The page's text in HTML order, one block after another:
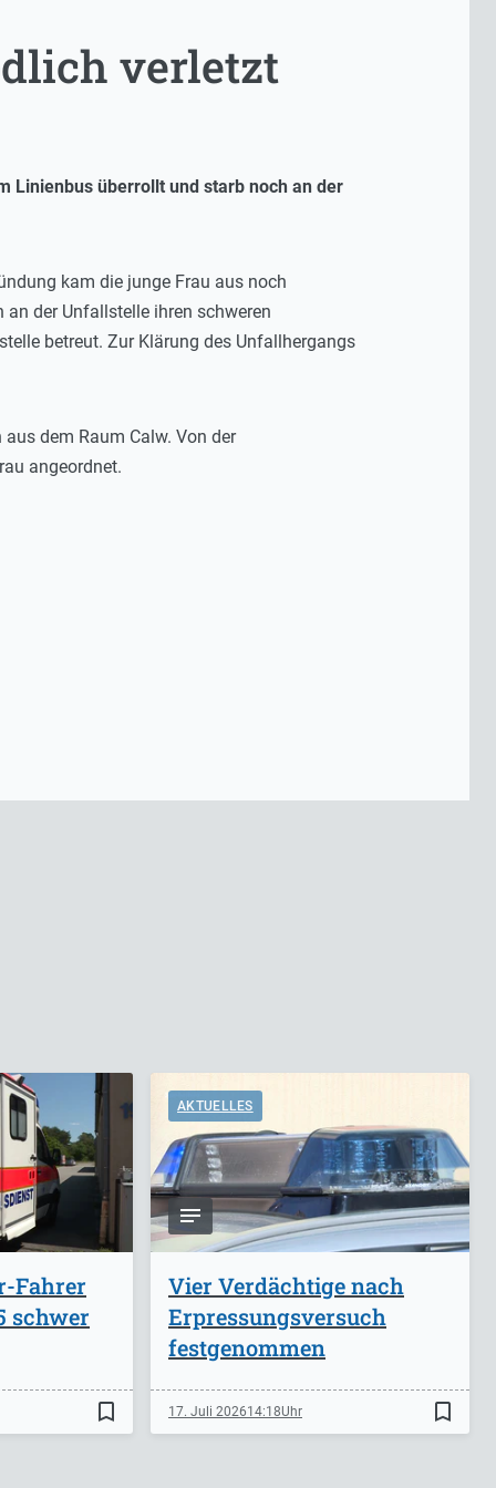
verletzt
Linienbus überrollt und starb noch an der
kam die junge Frau aus noch
an der Unfallstelle ihren schweren
betreut. Zur Klärung des Unfallhergangs
dem Raum Calw. Von der
angeordnet.
Fahrer
schwer
bookmark_border
AKTUELLES
Vier Verdächtige nach
Erpressungsversuch
festgenommen
17. Juli 202614:18 bookmark_border